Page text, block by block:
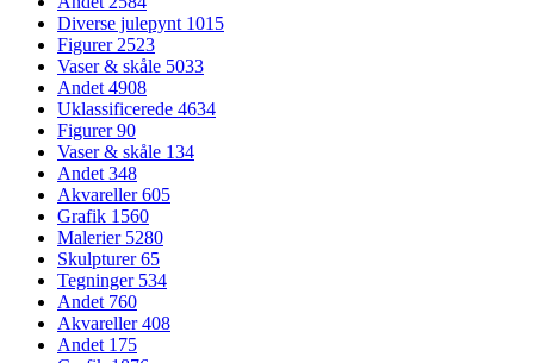
Diverse julepynt 1015
Figurer2523
Vaser & skåle 5033
Andet4908
Uklassificerede 4634
Figurer90
Vaser & skåle 134
Andet348
Akvareller605
Grafik 1560
Malerier 5280
Skulpturer65
Tegninger 534
Andet 760
Akvareller408
Andet 175